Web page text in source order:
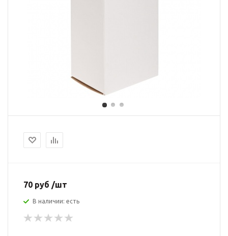
70 руб /шт
В наличии: есть